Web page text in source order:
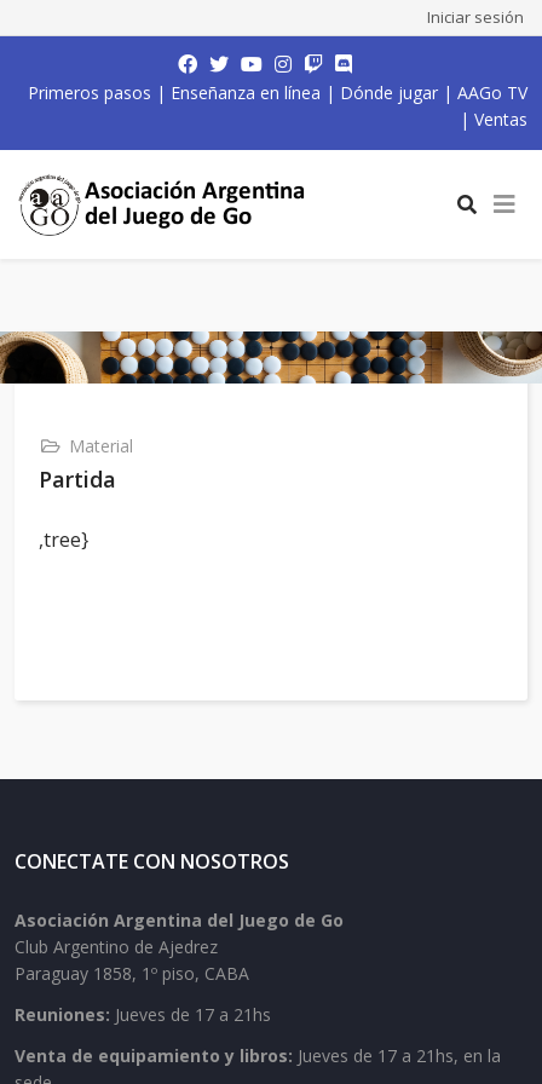
Iniciar sesión
Primeros pasos | Enseñanza en línea | Dónde jugar | AAGo TV
| Ventas
Material
Partida
,tree}
CONECTATE CON NOSOTROS
Asociación Argentina del Juego de Go
Club Argentino de Ajedrez
Paraguay 1858, 1º piso, CABA
Reuniones: Jueves de 17 a 21hs
Venta de equipamiento y libros: Jueves de 17 a 21hs, en la